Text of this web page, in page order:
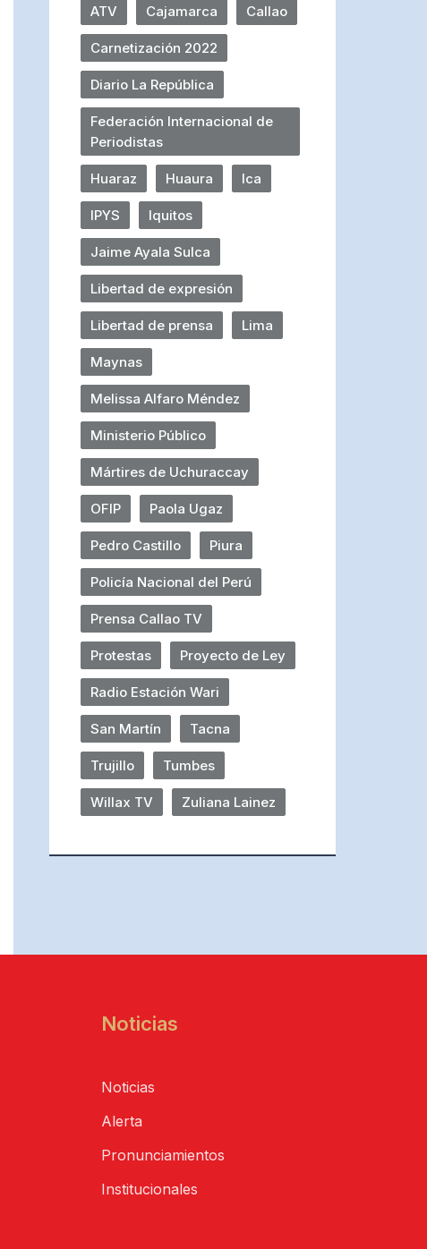
ATV Cajamarca Callao
Carnetización 2022
Diario La República
Federación Internacional de
Periodistas
Huaraz Huaura Ica
IPYS Iquitos
Jaime Ayala Sulca
Libertad de expresión
Libertad de prensa Lima
Maynas
Melissa Alfaro Méndez
Ministerio Público
Mártires de Uchuraccay
OFIP Paola Ugaz
Pedro Castillo Piura
Policía Nacional del Perú
Prensa Callao TV
Protestas Proyecto de Ley
Radio Estación Wari
San Martín Tacna
Trujillo Tumbes
Willax TV Zuliana Lainez
Noticias
Noticias
Alerta
Pronunciamientos
Institucionales